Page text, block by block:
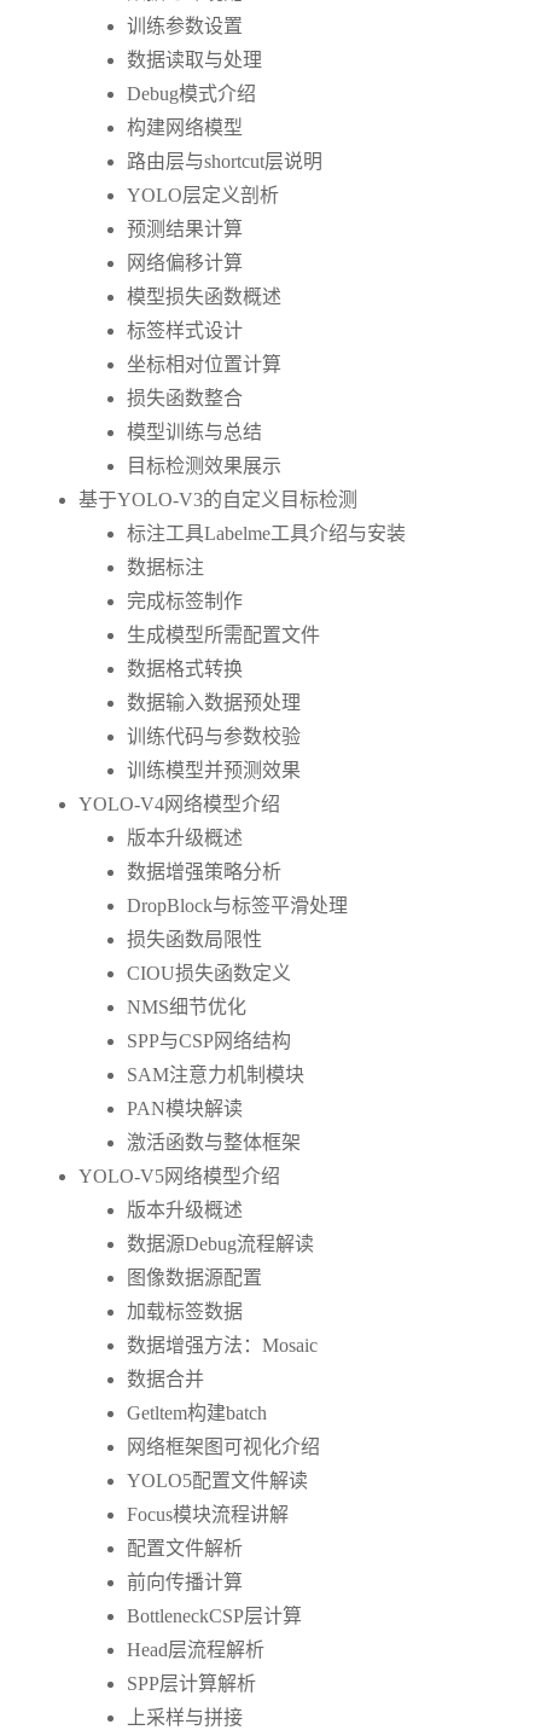
训练参数设置
数据读取与处理
Debug模式介绍
构建网络模型
路由层与shortcut层说明
YOLO层定义剖析
预测结果计算
网络偏移计算
模型损失函数概述
标签样式设计
坐标相对位置计算
损失函数整合
模型训练与总结
目标检测效果展示
基于YOLO-V3的自定义目标检测
标注工具Labelme工具介绍与安装
数据标注
完成标签制作
生成模型所需配置文件
数据格式转换
数据输入数据预处理
训练代码与参数校验
训练模型并预测效果
YOLO-V4网络模型介绍
版本升级概述
数据增强策略分析
DropBlock与标签平滑处理
损失函数局限性
CIOU损失函数定义
NMS细节优化
SPP与CSP网络结构
SAM注意力机制模块
PAN模块解读
激活函数与整体框架
YOLO-V5网络模型介绍
版本升级概述
数据源Debug流程解读
图像数据源配置
加载标签数据
数据增强方法：Mosaic
数据合并
Getltem构建batch
网络框架图可视化介绍
YOLO5配置文件解读
Focus模块流程讲解
配置文件解析
前向传播计算
BottleneckCSP层计算
Head层流程解析
SPP层计算解析
上采样与拼接